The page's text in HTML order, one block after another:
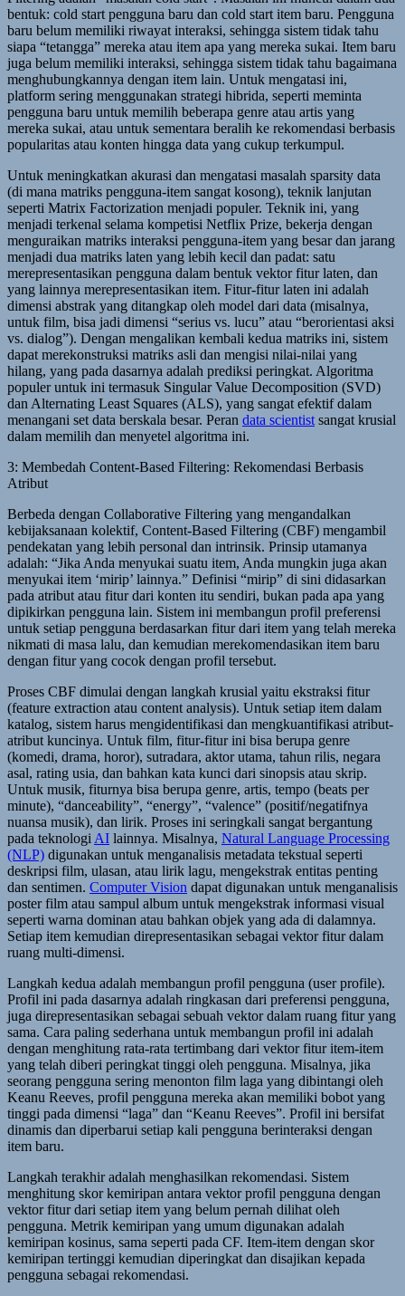
bentuk: cold start pengguna baru dan cold start item baru. Pengguna
baru belum memiliki riwayat interaksi, sehingga sistem tidak tahu
siapa “tetangga” mereka atau item apa yang mereka sukai. Item baru
juga belum memiliki interaksi, sehingga sistem tidak tahu bagaimana
menghubungkannya dengan item lain. Untuk mengatasi ini,
platform sering menggunakan strategi hibrida, seperti meminta
pengguna baru untuk memilih beberapa genre atau artis yang
mereka sukai, atau untuk sementara beralih ke rekomendasi berbasis
popularitas atau konten hingga data yang cukup terkumpul.
Untuk meningkatkan akurasi dan mengatasi masalah sparsity data
(di mana matriks pengguna-item sangat kosong), teknik lanjutan
seperti Matrix Factorization menjadi populer. Teknik ini, yang
menjadi terkenal selama kompetisi Netflix Prize, bekerja dengan
menguraikan matriks interaksi pengguna-item yang besar dan jarang
menjadi dua matriks laten yang lebih kecil dan padat: satu
merepresentasikan pengguna dalam bentuk vektor fitur laten, dan
yang lainnya merepresentasikan item. Fitur-fitur laten ini adalah
dimensi abstrak yang ditangkap oleh model dari data (misalnya,
untuk film, bisa jadi dimensi “serius vs. lucu” atau “berorientasi aksi
vs. dialog”). Dengan mengalikan kembali kedua matriks ini, sistem
dapat merekonstruksi matriks asli dan mengisi nilai-nilai yang
hilang, yang pada dasarnya adalah prediksi peringkat. Algoritma
populer untuk ini termasuk Singular Value Decomposition (SVD)
dan Alternating Least Squares (ALS), yang sangat efektif dalam
menangani set data berskala besar. Peran data scientist sangat krusial
dalam memilih dan menyetel algoritma ini.
3: Membedah Content-Based Filtering: Rekomendasi Berbasis
Atribut
Berbeda dengan Collaborative Filtering yang mengandalkan
kebijaksanaan kolektif, Content-Based Filtering (CBF) mengambil
pendekatan yang lebih personal dan intrinsik. Prinsip utamanya
adalah: “Jika Anda menyukai suatu item, Anda mungkin juga akan
menyukai item ‘mirip’ lainnya.” Definisi “mirip” di sini didasarkan
pada atribut atau fitur dari konten itu sendiri, bukan pada apa yang
dipikirkan pengguna lain. Sistem ini membangun profil preferensi
untuk setiap pengguna berdasarkan fitur dari item yang telah mereka
nikmati di masa lalu, dan kemudian merekomendasikan item baru
dengan fitur yang cocok dengan profil tersebut.
Proses CBF dimulai dengan langkah krusial yaitu ekstraksi fitur
(feature extraction atau content analysis). Untuk setiap item dalam
katalog, sistem harus mengidentifikasi dan mengkuantifikasi atribut-
atribut kuncinya. Untuk film, fitur-fitur ini bisa berupa genre
(komedi, drama, horor), sutradara, aktor utama, tahun rilis, negara
asal, rating usia, dan bahkan kata kunci dari sinopsis atau skrip.
Untuk musik, fiturnya bisa berupa genre, artis, tempo (beats per
minute), “danceability”, “energy”, “valence” (positif/negatifnya
nuansa musik), dan lirik. Proses ini seringkali sangat bergantung
pada teknologi AI lainnya. Misalnya, Natural Language Processing
(NLP) digunakan untuk menganalisis metadata tekstual seperti
deskripsi film, ulasan, atau lirik lagu, mengekstrak entitas penting
dan sentimen. Computer Vision dapat digunakan untuk menganalisis
poster film atau sampul album untuk mengekstrak informasi visual
seperti warna dominan atau bahkan objek yang ada di dalamnya.
Setiap item kemudian direpresentasikan sebagai vektor fitur dalam
ruang multi-dimensi.
Langkah kedua adalah membangun profil pengguna (user profile).
Profil ini pada dasarnya adalah ringkasan dari preferensi pengguna,
juga direpresentasikan sebagai sebuah vektor dalam ruang fitur yang
sama. Cara paling sederhana untuk membangun profil ini adalah
dengan menghitung rata-rata tertimbang dari vektor fitur item-item
yang telah diberi peringkat tinggi oleh pengguna. Misalnya, jika
seorang pengguna sering menonton film laga yang dibintangi oleh
Keanu Reeves, profil pengguna mereka akan memiliki bobot yang
tinggi pada dimensi “laga” dan “Keanu Reeves”. Profil ini bersifat
dinamis dan diperbarui setiap kali pengguna berinteraksi dengan
item baru.
Langkah terakhir adalah menghasilkan rekomendasi. Sistem
menghitung skor kemiripan antara vektor profil pengguna dengan
vektor fitur dari setiap item yang belum pernah dilihat oleh
pengguna. Metrik kemiripan yang umum digunakan adalah
kemiripan kosinus, sama seperti pada CF. Item-item dengan skor
kemiripan tertinggi kemudian diperingkat dan disajikan kepada
pengguna sebagai rekomendasi.